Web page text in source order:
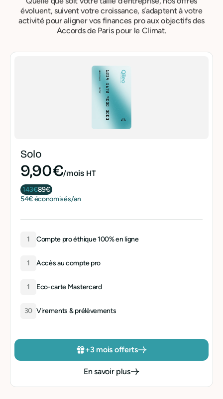
évoluent, suivent votre croissance, s’adaptent à votre
activité pour aligner vos finances pro aux objectifs des
Accords de Paris pour le Climat.
Solo
9,90€/mois HT
143€89€
54€ économisés/an
1 Compte pro éthique 100% en ligne
1 Accès au compte pro
1 Eco-carte Mastercard
30 Virements & prélèvements
+3 mois offerts
En savoir plus